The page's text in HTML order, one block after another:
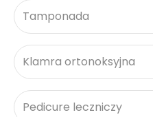
Tamponada
Klamra ortonoksyjna
Pedicure leczniczy